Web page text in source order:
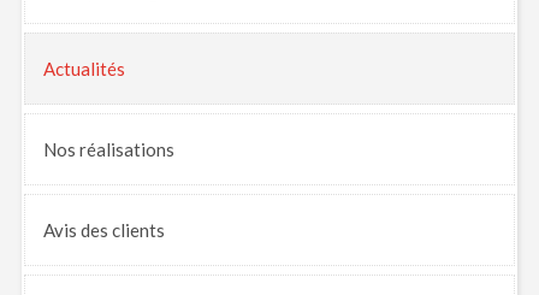
Actualités
Nos réalisations
Avis des clients